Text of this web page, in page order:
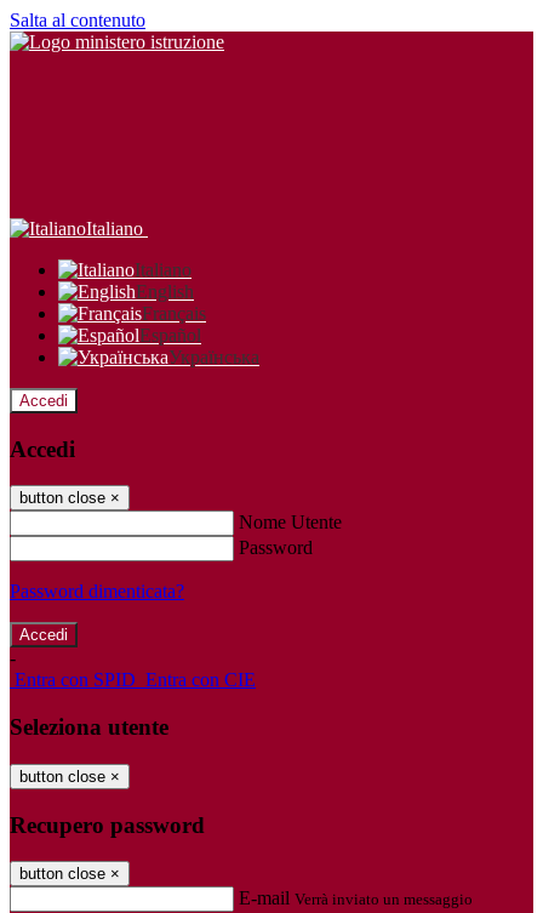
Salta al contenuto
Italiano
Italiano
English
Français
Español
Українська
Accedi
Accedi
button close ×
Nome Utente
Password
Password dimenticata?
-
Entra con SPID Entra con CIE
Seleziona utente
button close ×
Recupero password
button close ×
E-mail Verrà inviato un messaggio